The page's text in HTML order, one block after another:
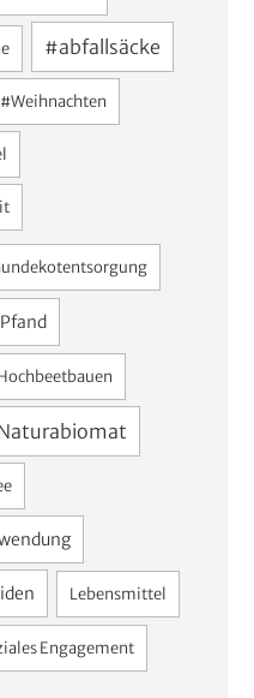
#abfallsäcke
#Weihnachten
Pfand
Lebensmittel
Engagement